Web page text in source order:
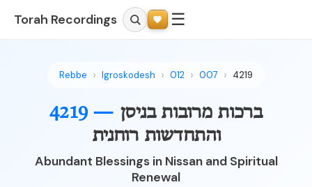
Torah Recordings ☰
Rebbe Igroskodesh 012 007 4219
4219 — ברכות מרובות בניסן
והתחדשות רוחנית
Abundant Blessings in Nissan and Spiritual
Renewal